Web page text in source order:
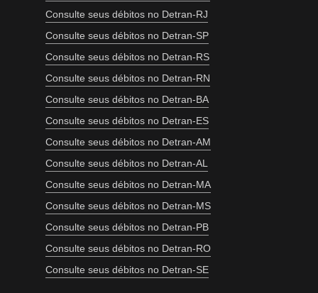
Consulte seus débitos no Detran-RJ
Consulte seus débitos no Detran-SP
Consulte seus débitos no Detran-RS
Consulte seus débitos no Detran-RN
Consulte seus débitos no Detran-BA
Consulte seus débitos no Detran-ES
Consulte seus débitos no Detran-AM
Consulte seus débitos no Detran-AL
Consulte seus débitos no Detran-MA
Consulte seus débitos no Detran-MS
Consulte seus débitos no Detran-PB
Consulte seus débitos no Detran-RO
Consulte seus débitos no Detran-SE